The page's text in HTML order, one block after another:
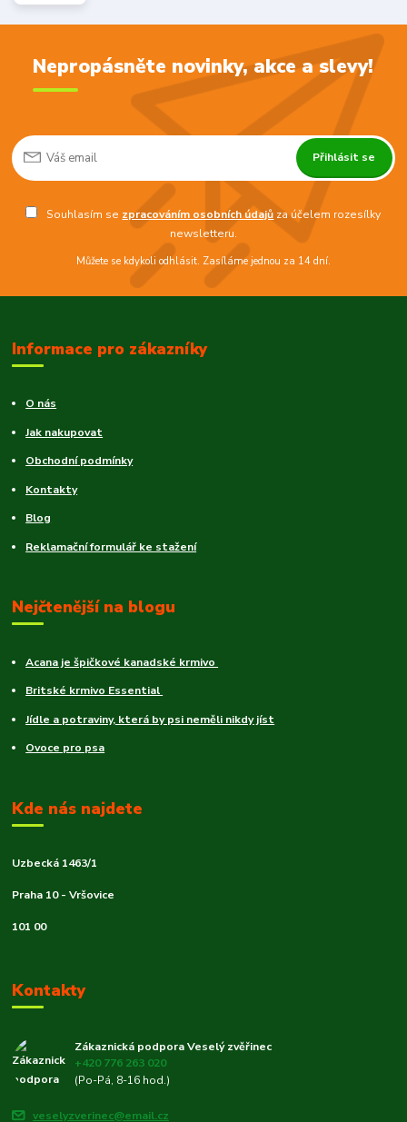
Nepropásněte novinky, akce a slevy!
Přihlásit se
Souhlasím se zpracováním osobních údajů za účelem rozesílky
newsletteru.
Můžete se kdykoli odhlásit. Zasíláme jednou za 14 dní.
Informace pro zákazníky
O nás
Jak nakupovat
Obchodní podmínky
Kontakty
Blog
Reklamační formulář ke stažení
Nejčtenější na blogu
Acana je špičkové kanadské krmivo
Britské krmivo Essential
Jídle a potraviny, která by psi neměli nikdy jíst
Ovoce pro psa
Kde nás najdete
Uzbecká 1463/1
Praha 10 - Vršovice
101 00
Kontakty
Zákaznická podpora Veselý zvěřinec
+420 776 263 020
(Po-Pá, 8-16 hod.)
veselyzverinec@email.cz